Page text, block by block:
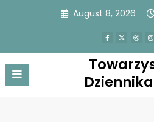
August 8, 2026